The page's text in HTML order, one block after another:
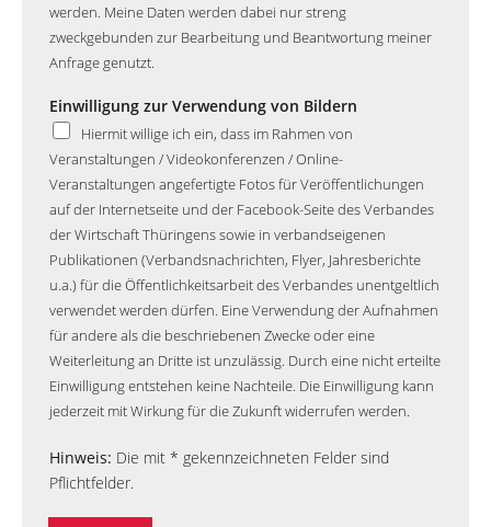
werden. Meine Daten werden dabei nur streng
zweckgebunden zur Bearbeitung und Beantwortung meiner
Anfrage genutzt.
Einwilligung zur Verwendung von Bildern
Hiermit willige ich ein, dass im Rahmen von
Veranstaltungen / Videokonferenzen / Online-
Veranstaltungen angefertigte Fotos für Veröffentlichungen
auf der Internetseite und der Facebook-Seite des Verbandes
der Wirtschaft Thüringens sowie in verbandseigenen
Publikationen (Verbandsnachrichten, Flyer, Jahresberichte
u.a.) für die Öffentlichkeitsarbeit des Verbandes unentgeltlich
verwendet werden dürfen. Eine Verwendung der Aufnahmen
für andere als die beschriebenen Zwecke oder eine
Weiterleitung an Dritte ist unzulässig. Durch eine nicht erteilte
Einwilligung entstehen keine Nachteile. Die Einwilligung kann
jederzeit mit Wirkung für die Zukunft widerrufen werden.
Hinweis: Die mit * gekennzeichneten Felder sind
Pflichtfelder.